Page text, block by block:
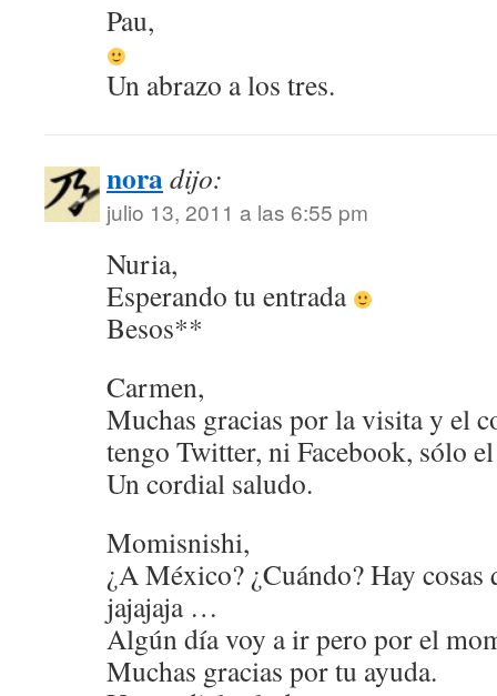
Pau,
Un abrazo a los tres.
noradijo:
julio 13, 2011 a las 6:55 pm
Nuria,
Esperando tu entrada
Besos**
Carmen,
Muchas gracias por la visita y el
tengo Twitter, ni Facebook, sólo
Un cordial saludo.
Momisnishi,
¿A México? ¿Cuándo? Hay cosas
jajajaja …
Algún día voy a ir pero por el
Muchas gracias por tu ayuda.